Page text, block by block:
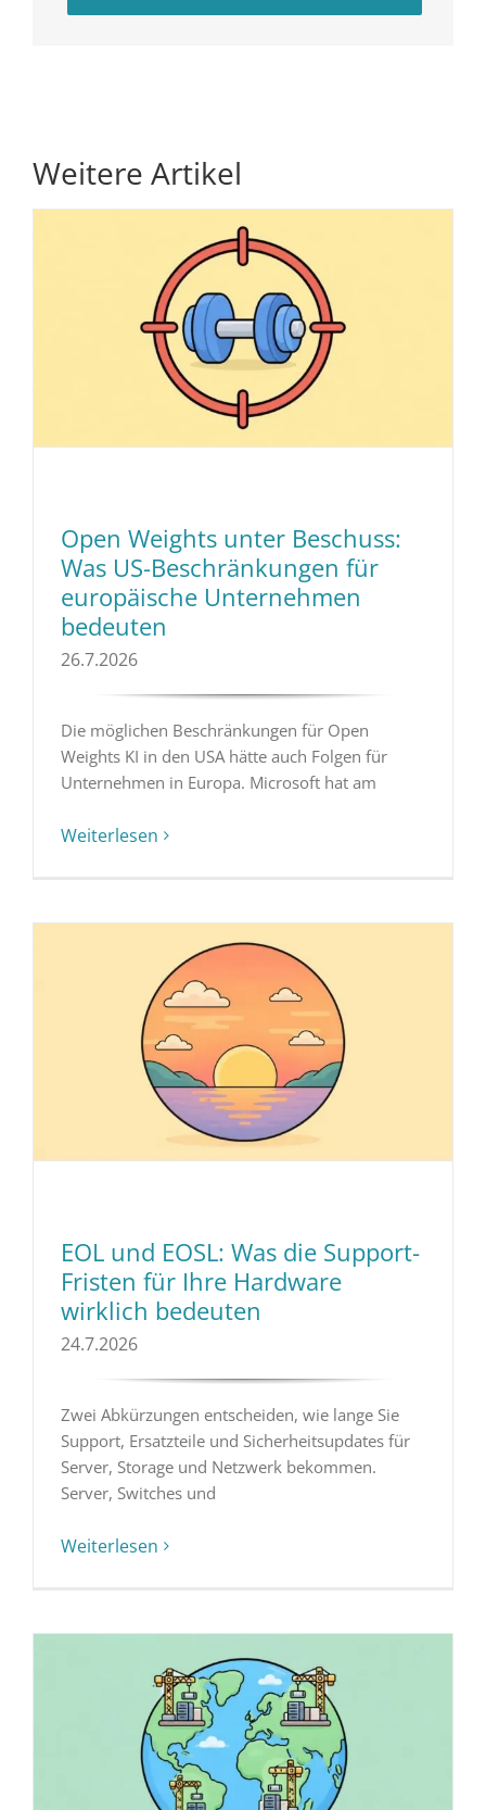
Weitere Artikel
Open Weights unter Beschuss:
Was US-Beschränkungen für
europäische Unternehmen
bedeuten
26.7.2026
Die möglichen Beschränkungen für Open
Weights KI in den USA hätte auch Folgen für
Unternehmen in Europa. Microsoft hat am
Weiterlesen
EOL und EOSL: Was die Support-
Fristen für Ihre Hardware
wirklich bedeuten
24.7.2026
Zwei Abkürzungen entscheiden, wie lange Sie
Support, Ersatzteile und Sicherheitsupdates für
Server, Storage und Netzwerk bekommen.
Server, Switches und
Weiterlesen